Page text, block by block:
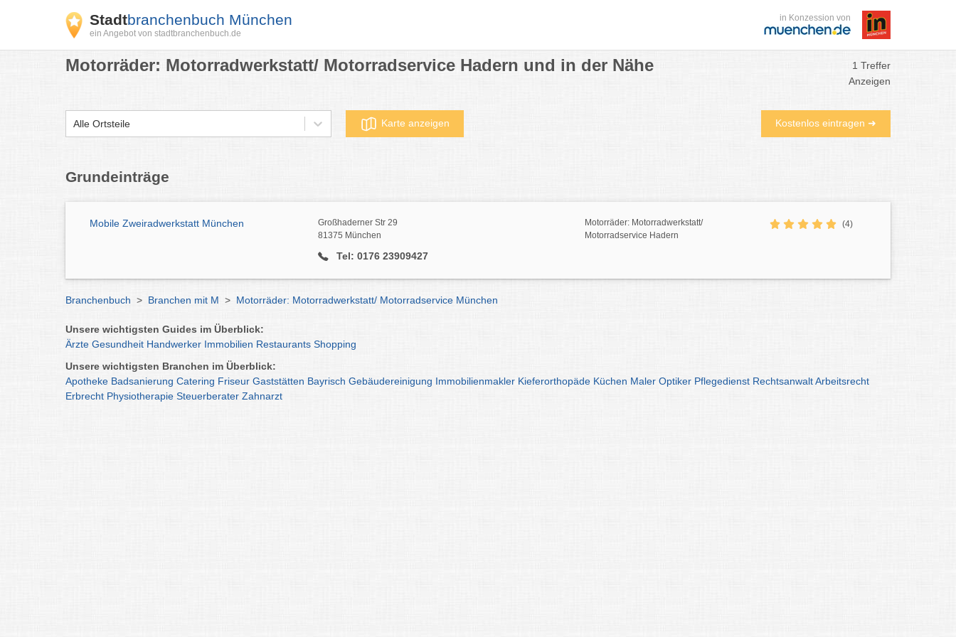
Stadtbranchenbuch München
ein Angebot von stadtbranchenbuch.de
in Konzession von
Motorräder: Motorradwerkstatt/ Motorradservice Hadern und in der Nähe
1 Treffer
Anzeigen
Alle Ortsteile Karte anzeigen Kostenlos eintragen ➜
Grundeinträge
Mobile Zweiradwerkstatt München
Großhaderner Str 29
81375 München
Tel: 0176 23909427
Motorräder: Motorradwerkstatt/
Motorradservice Hadern
(4)
Branchenbuch > Branchen mit M > Motorräder: Motorradwerkstatt/ Motorradservice München
Unsere wichtigsten Guides im Überblick:
Ärzte Gesundheit Handwerker Immobilien Restaurants Shopping
Unsere wichtigsten Branchen im Überblick:
Apotheke Badsanierung Catering Friseur Gaststätten Bayrisch Gebäudereinigung Immobilienmakler Kieferorthopäde Küchen Maler Optiker Pflegedienst RechtsanwaltArbeitsrecht
Erbrecht Physiotherapie Steuerberater Zahnarzt